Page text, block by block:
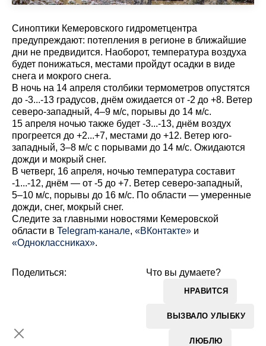
Синоптики Кемеровского гидрометцентра
предупреждают: потепления в регионе в ближайшие
дни не предвидится. Наоборот, температура воздуха
будет понижаться, местами пройдут осадки в виде
снега и мокрого снега.
В ночь на 14 апреля столбики термометров опустятся
до -3...-13 градусов, днём ожидается от -2 до +8. Ветер
северо-западный, 4–9 м/с, порывы до 14 м/с.
15 апреля ночью также будет -3...-13, днём воздух
прогреется до +2...+7, местами до +12. Ветер юго-
западный, 3–8 м/с с порывами до 14 м/с. Ожидаются
дожди и мокрый снег.
В четверг, 16 апреля, ночью температура составит
-1...-12, днём — от -5 до +7. Ветер северо-западный,
5–10 м/с, порывы до 16 м/с. По области — умеренные
дожди, снег, мокрый снег.
Cледите за главными новостями Кемеровской
области в Telegram-канале, «ВКонтакте» и
«Одноклассниках».
Что вы думаете?
НРАВИТСЯ
ВЫЗВАЛО УЛЫБКУ
ЛЮБЛЮ
Поделиться: